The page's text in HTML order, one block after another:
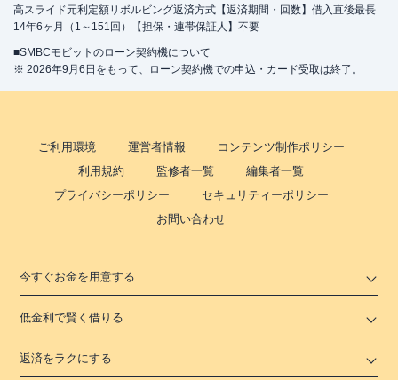
高スライド元利定額リボルビング返済方式【返済期間・回数】借入直後最長
14年6ヶ月（1～151回）【担保・連帯保証人】不要
■SMBCモビットのローン契約機について
※ 2026年9月6日をもって、ローン契約機での申込・カード受取は終了。
ご利用環境 運営者情報
コンテンツ制作ポリシー
利用規約
監修者一覧
編集者一覧
プライバシーポリシー
セキュリティーポリシー
お問い合わせ
今すぐお金を用意する
低金利で賢く借りる
返済をラクにする